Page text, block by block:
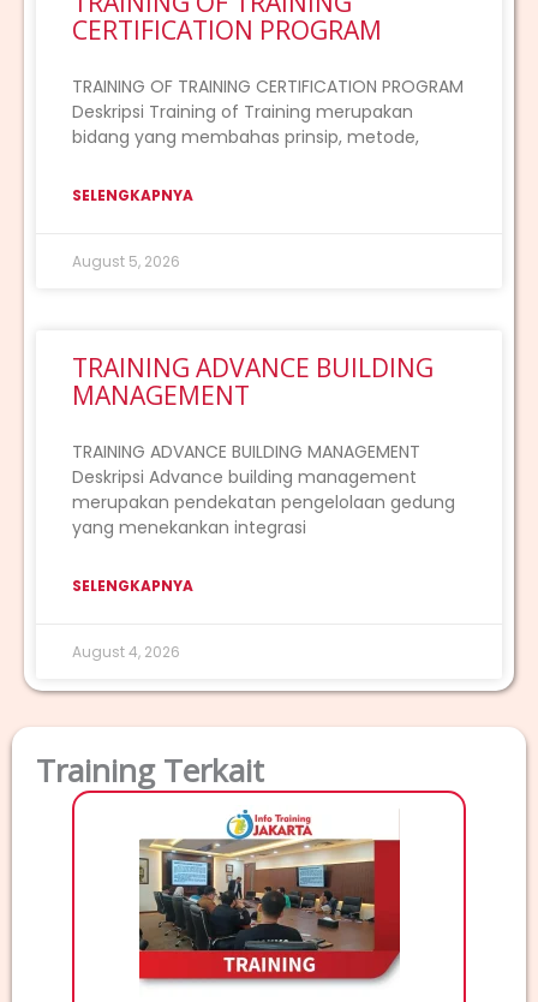
CERTIFICATION PROGRAM
TRAINING OF TRAINING CERTIFICATION PROGRAM
Deskripsi Training of Training merupakan
bidang yang membahas prinsip, metode,
SELENGKAPNYA
August 5, 2026
TRAINING ADVANCE BUILDING
MANAGEMENT
TRAINING ADVANCE BUILDING MANAGEMENT
Deskripsi Advance building management
merupakan pendekatan pengelolaan gedung
yang menekankan integrasi
SELENGKAPNYA
August 4, 2026
Training Terkait